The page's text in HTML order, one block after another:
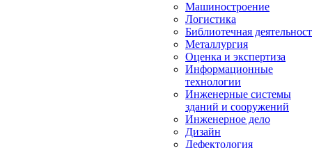
Машиностроение
Логистика
Библиотечная
Металлургия
Оценка и экспертиза
Информационные
технологии
Инженерные системы
зданий и сооружений
Инженерное дело
Дизайн
Дефектология